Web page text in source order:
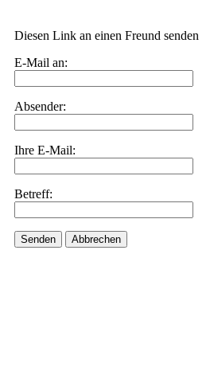
Diesen Link an einen Freund senden
E-Mail an:
Absender:
Ihre E-Mail:
Betreff:
Senden Abbrechen